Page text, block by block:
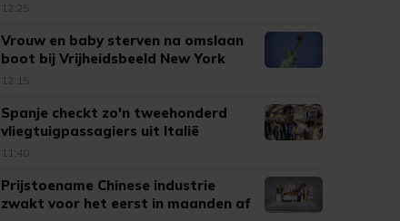
12:25
Vrouw en baby sterven na omslaan
boot bij Vrijheidsbeeld New York
12:15
Spanje checkt zo'n tweehonderd
vliegtuigpassagiers uit Italië
11:40
Prijstoename Chinese industrie
zwakt voor het eerst in maanden af